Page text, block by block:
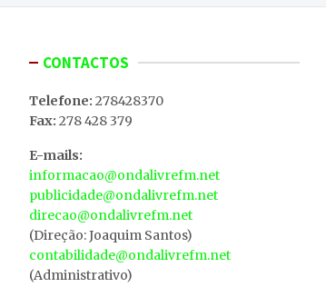
CONTACTOS
Telefone: 278428370
Fax: 278 428 379
E-mails:
informacao@ondalivrefm.net
publicidade@ondalivrefm.net
direcao@ondalivrefm.net
(Direção: Joaquim Santos)
contabilidade@ondalivrefm.net
(Administrativo)